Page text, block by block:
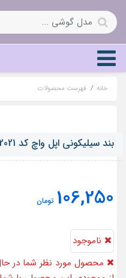
خانه فهرست محصولات
بند سیلیکونی اپل واچ کد i2021
106,250 تومان
ناموجود
محصول مورد نظر شما در